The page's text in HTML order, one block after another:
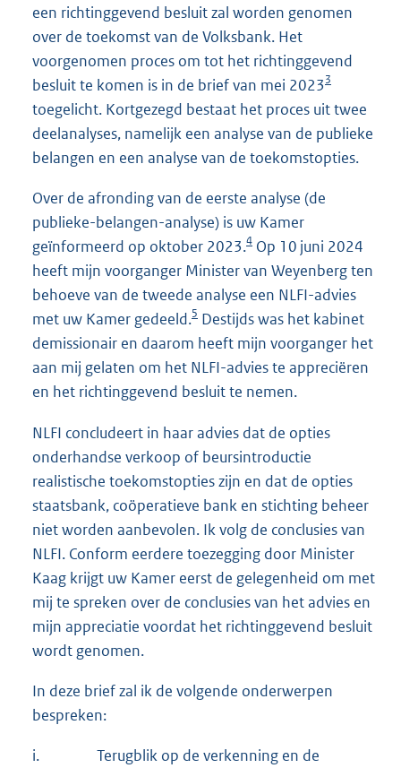
een richtinggevend besluit zal worden genomen
over de toekomst van de Volksbank. Het
voorgenomen proces om tot het richtinggevend
besluit te komen is in de brief van mei 20233
toegelicht. Kortgezegd bestaat het proces uit twee
deelanalyses, namelijk een analyse van de publieke
belangen en een analyse van de toekomstopties.
Over de afronding van de eerste analyse (de
publieke-belangen-analyse) is uw Kamer
geïnformeerd op oktober 2023.4 Op 10 juni 2024
heeft mijn voorganger Minister van Weyenberg ten
behoeve van de tweede analyse een NLFI-advies
met uw Kamer gedeeld.5 Destijds was het kabinet
demissionair en daarom heeft mijn voorganger het
aan mij gelaten om het NLFI-advies te appreciëren
en het richtinggevend besluit te nemen.
NLFI concludeert in haar advies dat de opties
onderhandse verkoop of beursintroductie
realistische toekomstopties zijn en dat de opties
staatsbank, coöperatieve bank en stichting beheer
niet worden aanbevolen. Ik volg de conclusies van
NLFI. Conform eerdere toezegging door Minister
Kaag krijgt uw Kamer eerst de gelegenheid om met
mij te spreken over de conclusies van het advies en
mijn appreciatie voordat het richtinggevend besluit
wordt genomen.
In deze brief zal ik de volgende onderwerpen
bespreken:
i.
Terugblik op de verkenning en de